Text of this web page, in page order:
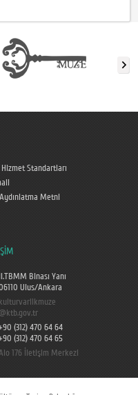
Hizmet Standartları
Aydınlatma Metni
II.TBMM Binası Yanı
Ulus/Ankara
kulturvarlikmuze
@ktb.gov.tr
(312) 470 64 64
(312) 470 64 65
Alo 176 İletişim Merkezi